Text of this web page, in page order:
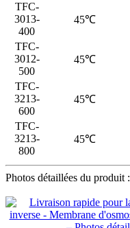
TFC-
3013-
400
45℃
TFC-
3012-
500
45℃
TFC-
3213-
600
45℃
TFC-
3213-
800
45℃
Photos détaillées du produit :